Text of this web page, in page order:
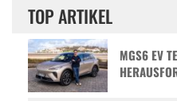
TOP ARTIKEL
MGS6 EV